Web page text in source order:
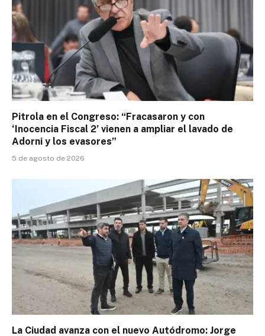
Pitrola en el Congreso: “Fracasaron y con
‘Inocencia Fiscal 2’ vienen a ampliar el lavado de
Adorni y los evasores”
5 de agosto de 2026
La Ciudad avanza con el nuevo Autódromo: Jorge